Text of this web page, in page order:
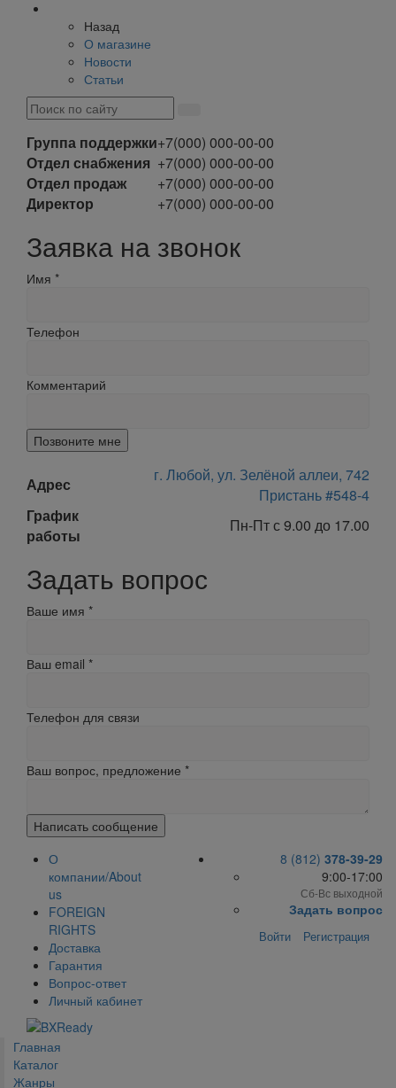
Назад
О магазине
Новости
Статьи
Группа поддержки+7(000) 000-00-00
Отдел снабжения +7(000) 000-00-00
Отдел продаж
+7(000) 000-00-00
Директор
+7(000) 000-00-00
Заявка на звонок
Имя *
Телефон
Комментарий
Позвоните мне
Адрес
г. Любой, ул. Зелёной аллеи, 742
Пристань #548-4
График
работы
Пн-Пт с 9.00 до 17.00
Задать вопрос
Ваше имя *
Ваш email *
Телефон для связи
Ваш вопрос, предложение *
Написать сообщение
О
компании/About
us
FOREIGN
RIGHTS
Доставка
Гарантия
Вопрос-ответ
Личный кабинет
8 (812) 378-39-29
9:00-17:00
Сб-Вс выходной
Задать вопрос
Войти Регистрация
Главная
Каталог
Жанры